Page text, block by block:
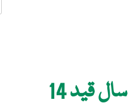
14 سال قید